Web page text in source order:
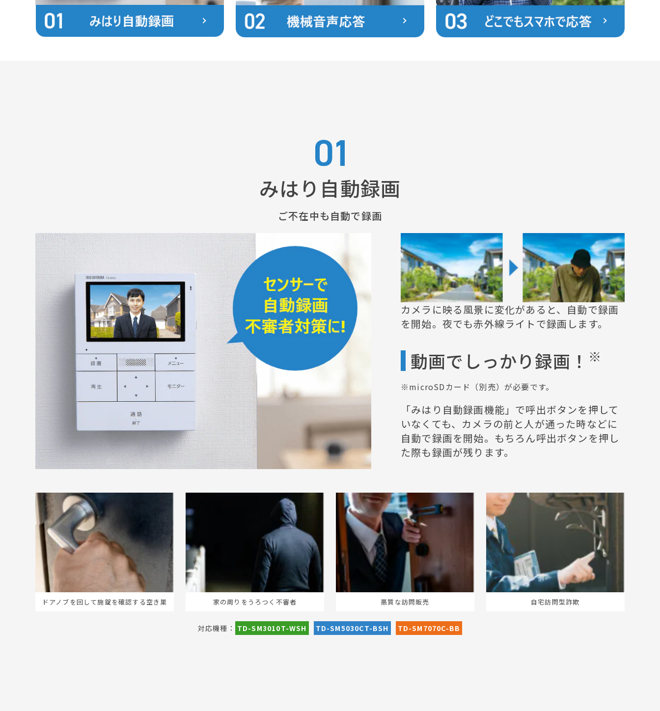
みはり自動録画
ご不在中も自動で録画
カメラに映る風景に変化があると、自動で録画
を開始。夜でも赤外線ライトで録画します。
動画でしっかり録画！ ※
※microSDカード（別売）が必要です。
「みはり自動録画機能」で呼出ボタンを押して
いなくても、カメラの前と人が通った時などに
自動で録画を開始。もちろん呼出ボタンを押し
た際も録画が残ります。
ドアノブを回して施錠を確認する空き巣 家の周りをうろつく不審者 悪質な訪問販売 自宅訪問型詐欺
対応機種： TD-SM3010T-WSH TD-SM5030CT-BSH TD-SM7070C-BB